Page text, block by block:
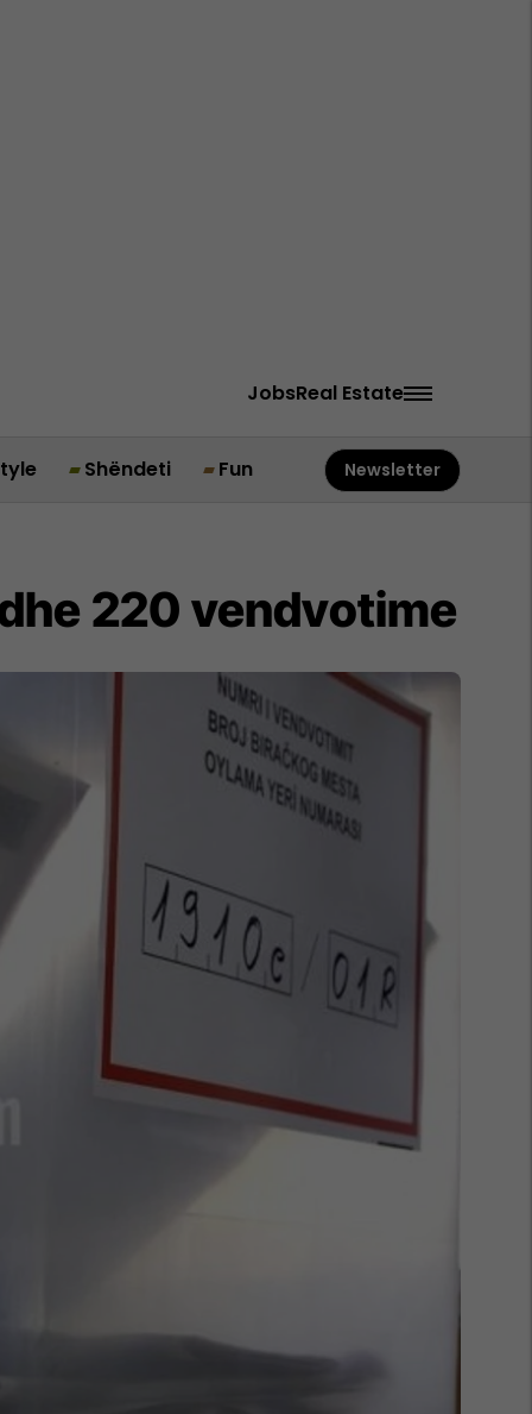
JobsReal Estate
Shëndeti Fun Newsletter
220 vendvotime